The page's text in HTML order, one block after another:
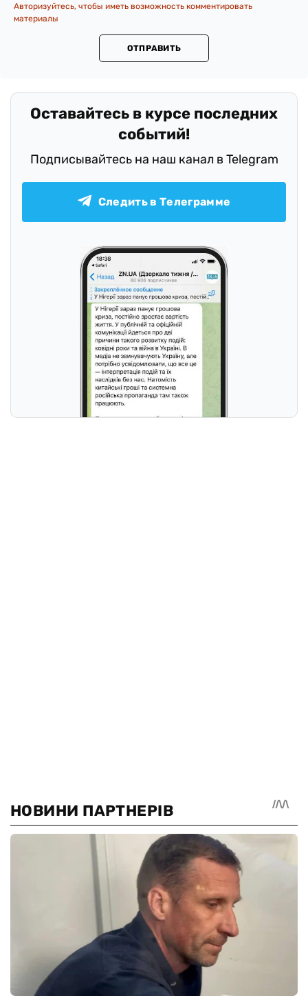
Авторизуйтесь, чтобы иметь возможность комментировать
материалы
ОТПРАВИТЬ
Оставайтесь в курсе последних
событий!
Подписывайтесь на наш канал в Telegram
Следить в Телеграмме